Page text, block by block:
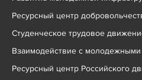
Ресурсный центр
Студенческое трудовое
Взаимодействие с
Ресурсный центр Российского